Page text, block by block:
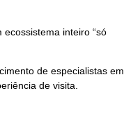
inteiro “só
de especialistas em
de visita.